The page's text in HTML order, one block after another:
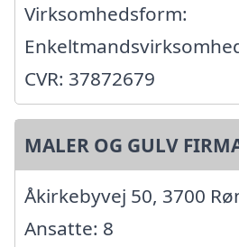
Virksomhedsform:
CVR: 37872679
MALER OG GULV
Åkirkebyvej 50, 3700
Ansatte: 8